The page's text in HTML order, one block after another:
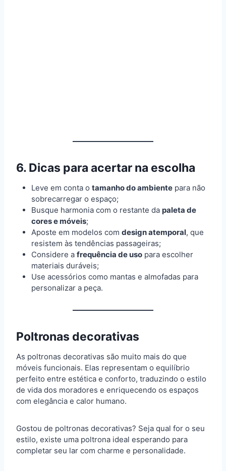
6. Dicas para acertar na escolha
Leve em conta o tamanho do ambiente para não
sobrecarregar o espaço;
Busque harmonia com o restante da paleta de
cores e móveis;
Aposte em modelos com design atemporal, que
resistem às tendências passageiras;
Considere a frequência de uso para escolher
materiais duráveis;
Use acessórios como mantas e almofadas para
personalizar a peça.
Poltronas decorativas
As poltronas decorativas são muito mais do que
móveis funcionais. Elas representam o equilíbrio
perfeito entre estética e conforto, traduzindo o estilo
de vida dos moradores e enriquecendo os espaços
com elegância e calor humano.
Gostou de poltronas decorativas? Seja qual for o seu
estilo, existe uma poltrona ideal esperando para
completar seu lar com charme e personalidade.